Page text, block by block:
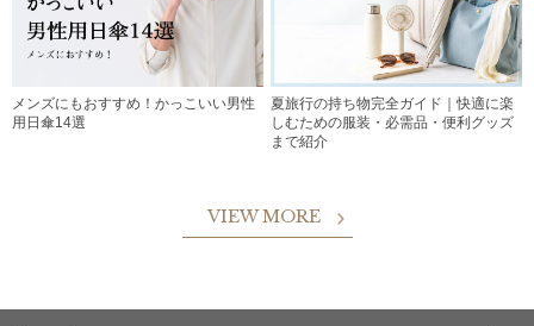
メンズにもおすすめ！かっこいい男性
用日傘14選
夏旅行の持ち物完全ガイド｜快適に楽
しむための服装・必需品・便利グッズ
まで紹介
VIEW MORE